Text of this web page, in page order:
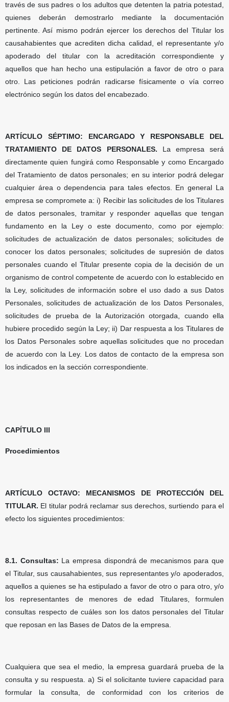
través de sus padres o los adultos que detenten la patria potestad,
quienes deberán demostrarlo mediante la documentación
pertinente. Así mismo podrán ejercer los derechos del Titular los
causahabientes que acrediten dicha calidad, el representante y/o
apoderado del titular con la acreditación correspondiente y
aquellos que han hecho una estipulación a favor de otro o para
otro. Las peticiones podrán radicarse físicamente o vía correo
electrónico según los datos del encabezado.
ARTÍCULO SÉPTIMO: ENCARGADO Y RESPONSABLE DEL
TRATAMIENTO DE DATOS PERSONALES. La empresa será
directamente quien fungirá como Responsable y como Encargado
del Tratamiento de datos personales; en su interior podrá delegar
cualquier área o dependencia para tales efectos. En general La
empresa se compromete a: i) Recibir las solicitudes de los Titulares
de datos personales, tramitar y responder aquellas que tengan
fundamento en la Ley o este documento, como por ejemplo:
solicitudes de actualización de datos personales; solicitudes de
conocer los datos personales; solicitudes de supresión de datos
personales cuando el Titular presente copia de la decisión de un
organismo de control competente de acuerdo con lo establecido en
la Ley, solicitudes de información sobre el uso dado a sus Datos
Personales, solicitudes de actualización de los Datos Personales,
solicitudes de prueba de la Autorización otorgada, cuando ella
hubiere procedido según la Ley; ii) Dar respuesta a los Titulares de
los Datos Personales sobre aquellas solicitudes que no procedan
de acuerdo con la Ley. Los datos de contacto de la empresa son
los indicados en la sección correspondiente.
CAPÍTULO III
Procedimientos
ARTÍCULO OCTAVO: MECANISMOS DE PROTECCIÓN DEL
TITULAR. El titular podrá reclamar sus derechos, surtiendo para el
efecto los siguientes procedimientos:
8.1. Consultas: La empresa dispondrá de mecanismos para que
el Titular, sus causahabientes, sus representantes y/o apoderados,
aquellos a quienes se ha estipulado a favor de otro o para otro, y/o
los representantes de menores de edad Titulares, formulen
consultas respecto de cuáles son los datos personales del Titular
que reposan en las Bases de Datos de la empresa.
Cualquiera que sea el medio, la empresa guardará prueba de la
consulta y su respuesta. a) Si el solicitante tuviere capacidad para
formular la consulta, de conformidad con los criterios de